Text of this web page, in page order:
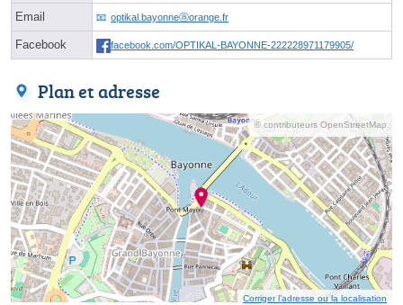
Email optikal.bayonneⓐorange.fr
Facebook facebook.com/OPTIKAL-BAYONNE-222228971179905/
Plan et adresse
© contributeurs OpenStreetMap
Corriger l’adresse ou la localisation